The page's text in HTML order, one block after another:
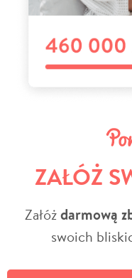
ZAŁÓŻ
Załóżdarmową
swoich